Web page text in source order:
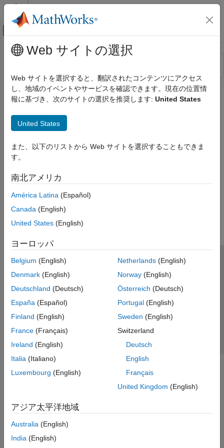
コンテンツへスキップ
オフキャンバス ナビゲーション メ
リソース
ステータス
メインコンテンツ
Web サイトの選択
Web サイトを選択すると、翻訳されたコンテンツにアクセス
し、地域のイベントやサービスを確認できます。現在の位置情
報に基づき、次のサイトの選択を推奨します: United States
United States
また、以下のリストから Web サイトを選択することもできま
す。
南北アメリカ
América Latina (Español)
Canada (English)
United States (English)
ヨーロッパ
Belgium (English)
Denmark (English)
Deutschland (Deutsch)
España (Español)
Finland (English)
France (Français)
Ireland (English)
Italia (Italiano)
Luxembourg (English)
Netherlands(English)
Norway(English)
Österreich (Deutsch)
Portugal(English)
Sweden (English)
Switzerland
Deutsch
English
Français
United Kingdom (English)
アジア太平洋地域
Australia (English)
India (English)
トラストセンター
プライバシー ポリシー
違法コピー防止
アプリケーション ステータス
© 1994-2026 The MathWorks, Inc.